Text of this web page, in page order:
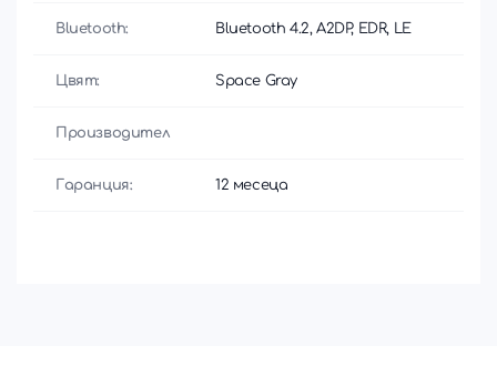
Bluetooth: Bluetooth 4.2, A2DP, EDR, LE
Цвят: Space Gray
Производител
Гаранция: 12 месеца